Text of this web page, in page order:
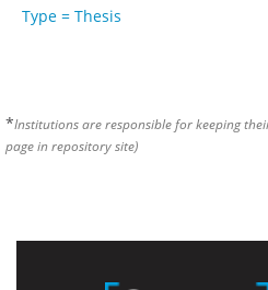
Type = Thesis
*Institutions are responsible for keeping
page in repository site)